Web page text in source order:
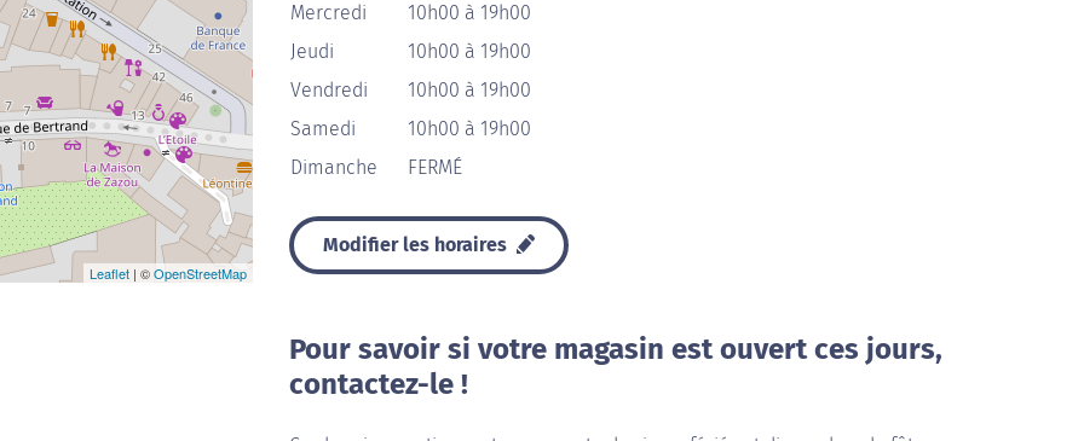
Leaflet | ©OpenStreetMap
Mercredi
10h00 à 19h00
Jeudi
10h00 à 19h00
Vendredi
10h00 à 19h00
Samedi
10h00 à 19h00
Dimanche
FERMÉ
Modifier les horaires
Pour savoir si votre magasin est ouvert ces jours,
contactez-le !